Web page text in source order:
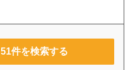
51件を検索する